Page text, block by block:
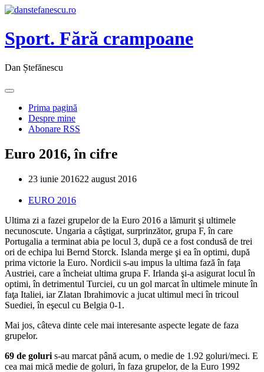
Sport. Fără crampoane
Dan Ștefănescu
Prima pagină
Despre mine
Abonare RSS
Euro 2016, în cifre
23 iunie 201622 august 2016
EURO 2016
Ultima zi a fazei grupelor de la Euro 2016 a lămurit şi ultimele
necunoscute. Ungaria a câştigat, surprinzător, grupa F, în care
Portugalia a terminat abia pe locul 3, după ce a fost condusă de trei
ori de echipa lui Bernd Storck. Islanda merge şi ea în optimi, după
prima victorie la Euro. Nordicii s-au impus la ultima fază în faţa
Austriei, care a încheiat ultima grupa F. Irlanda şi-a asigurat locul în
optimi, în detrimentul Turciei, cu un gol marcat în ultimele minute în
faţa Italiei, iar Zlatan Ibrahimovic a jucat ultimul meci în tricoul
Suediei, în eşecul cu Belgia 0-1.
Mai jos, câteva dinte cele mai interesante aspecte legate de faza
grupelor.
69 de goluri s-au marcat până acum, o medie de 1.92 goluri/meci. E
cea mai mică medie de goluri, în faza grupelor, de la Euro 1992